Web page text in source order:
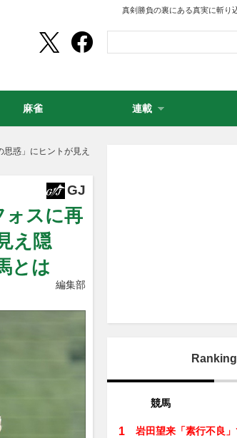
真剣勝負の裏にある真実に斬り
惑」にヒントが見え
GJ
ォスに再
え隠
とは
編集部
Ranking
競馬
岩田望来「素行不良
麻雀 連載